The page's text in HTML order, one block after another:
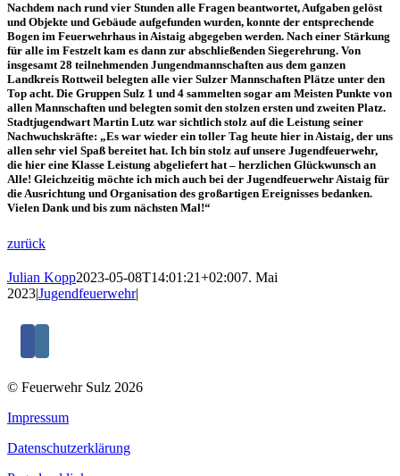
Nachdem nach rund vier Stunden alle Fragen beantwortet, Aufgaben gelöst
und Objekte und Gebäude aufgefunden wurden, konnte der entsprechende
Bogen im Feuerwehrhaus in Aistaig abgegeben werden. Nach einer Stärkung
für alle im Festzelt kam es dann zur abschließenden Siegerehrung. Von
insgesamt 28 teilnehmenden Jungendmannschaften aus dem ganzen
Landkreis Rottweil belegten alle vier Sulzer Mannschaften Plätze unter den
Top acht. Die Gruppen Sulz 1 und 4 sammelten sogar am Meisten Punkte von
allen Mannschaften und belegten somit den stolzen ersten und zweiten Platz.
Stadtjugendwart Martin Lutz war sichtlich stolz auf die Leistung seiner
Nachwuchskräfte: „Es war wieder ein toller Tag heute hier in Aistaig, der uns
allen sehr viel Spaß bereitet hat. Ich bin stolz auf unsere Jugendfeuerwehr,
die hier eine Klasse Leistung abgeliefert hat – herzlichen Glückwunsch an
Alle! Gleichzeitig möchte ich mich auch bei der Jugendfeuerwehr Aistaig für
die Ausrichtung und Organisation des großartigen Ereignisses bedanken.
Vielen Dank und bis zum nächsten Mal!“
zurück
Julian Kopp2023-05-08T14:01:21+02:007. Mai
2023|Jugendfeuerwehr|
© Feuerwehr Sulz 2026
Impressum
Datenschutzerklärung